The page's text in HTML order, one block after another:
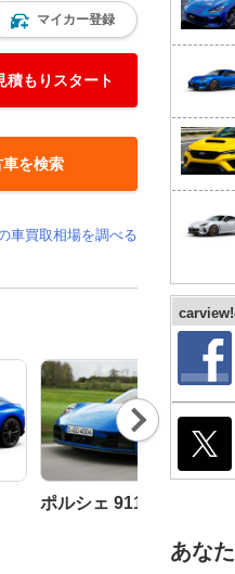
マイカー登録
積もりスタート
車を検索
車買取相場を調べる
ポルシェ 911
Nex
t
carview!
あな